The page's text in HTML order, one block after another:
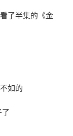
了半集的《金
如的